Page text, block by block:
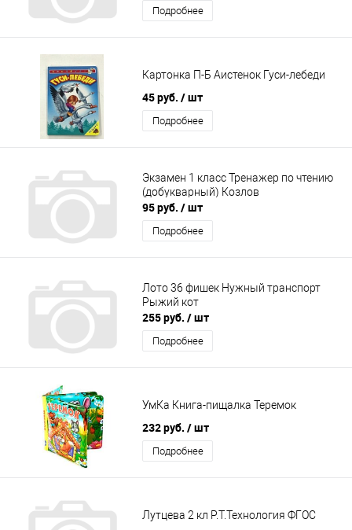
Подробнее
Картонка П-Б Аистенок Гуси-лебеди
45 руб. / шт
Подробнее
Экзамен 1 класс Тренажер по чтению
(добукварный) Козлов
95 руб. / шт
Подробнее
Лото 36 фишек Нужный транспорт
Рыжий кот
255 руб. / шт
Подробнее
УмКа Книга-пищалка Теремок
232 руб. / шт
Подробнее
Лутцева 2 кл Р.Т.Технология ФГОС